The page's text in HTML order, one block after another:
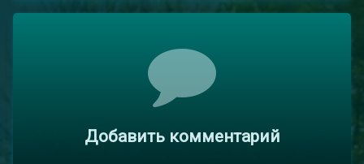
Добавить комментарий